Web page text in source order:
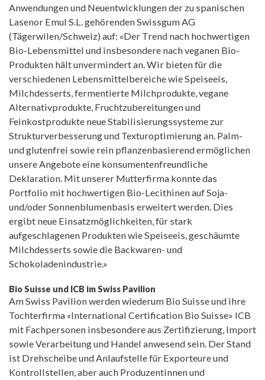
Anwendungen und Neuentwicklungen der zu spanischen
Lasenor Emul S.L. gehörenden Swissgum AG
(Tägerwilen/Schweiz) auf: «Der Trend nach hochwertigen
Bio-Lebensmittel und insbesondere nach veganen Bio-
Produkten hält unvermindert an. Wir bieten für die
verschiedenen Lebensmittelbereiche wie Speiseeis,
Milchdesserts, fermentierte Milchprodukte, vegane
Alternativprodukte, Fruchtzubereitungen und
Feinkostprodukte neue Stabilisierungssysteme zur
Strukturverbesserung und Texturoptimierung an. Palm-
und glutenfrei sowie rein pflanzenbasierend ermöglichen
unsere Angebote eine konsumentenfreundliche
Deklaration. Mit unserer Mutterfirma konnte das
Portfolio mit hochwertigen Bio-Lecithinen auf Soja-
und/oder Sonnenblumenbasis erweitert werden. Dies
ergibt neue Einsatzmöglichkeiten, für stark
aufgeschlagenen Produkten wie Speiseeis, geschäumte
Milchdesserts sowie die Backwaren- und
Schokoladenindustrie.»
Bio Suisse und ICB im Swiss Pavilion
Am Swiss Pavilion werden wiederum Bio Suisse und ihre
Tochterfirma «International Certification Bio Suisse» ICB
mit Fachpersonen insbesondere aus Zertifizierung, Import
sowie Verarbeitung und Handel anwesend sein. Der Stand
ist Drehscheibe und Anlaufstelle für Exporteure und
Kontrollstellen, aber auch Produzentinnen und